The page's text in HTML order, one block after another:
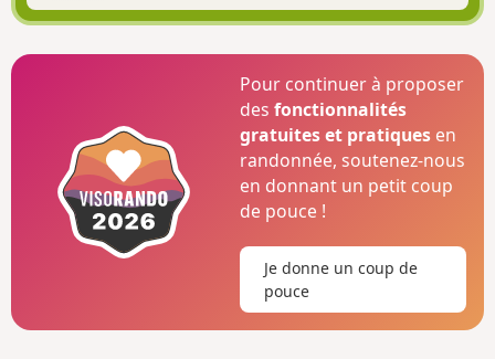
Pour continuer à proposer
desfonctionnalités
gratuites et pratiques en
randonnée, soutenez-nous
en donnant un petit coup
de pouce !
Je donne un coup de
pouce